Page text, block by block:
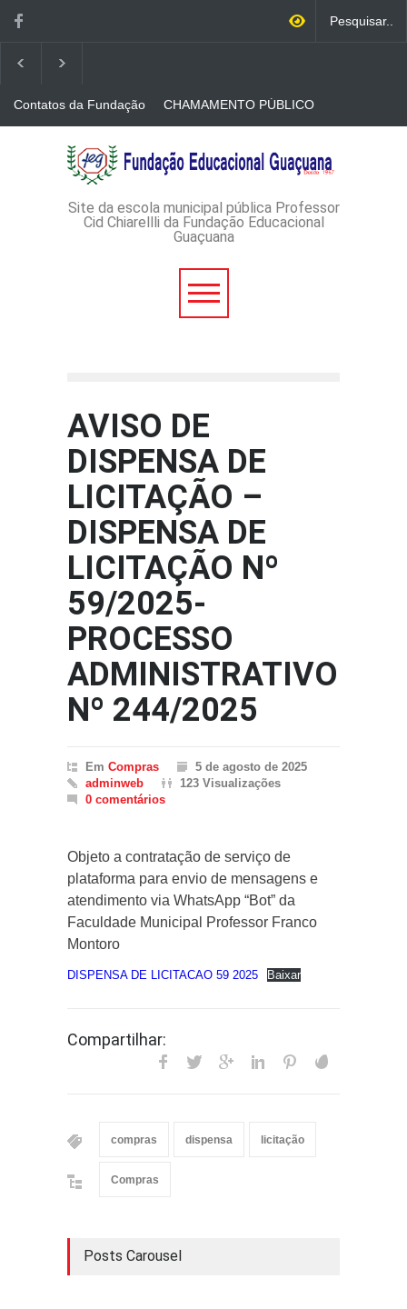
Contatos da Fundação
CHAMAMENTO PÚBLICO
CREDENCIAMENTO DE
IMPRESSOS
AVISO DE DISPENSA DE
LICITAÇÃO - DISPENSA DE
LICITAÇÃO Nº 53/2026-
ADMINISTRATIVO Nº
Site da escola municipal pública Professor
Cid Chiarellli da Fundação Educacional
Guaçuana
AVISO DE
DISPENSA DE
LICITAÇÃO –
DISPENSA DE
LICITAÇÃO Nº
59/2025-
PROCESSO
ADMINISTRATIVO
Nº 244/2025
Em Compras
5 de agosto de 2025
adminweb
123 Visualizações
0 comentários
Objeto a contratação de serviço de
plataforma para envio de mensagens e
atendimento via WhatsApp “Bot” da
Faculdade Municipal Professor Franco
Montoro
DISPENSA DE LICITACAO 59 2025 Baixar
Compartilhar:
compras dispensa licitação
Compras
Posts Carousel